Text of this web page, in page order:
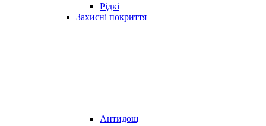
Рідкі
Захисні покриття
Антидощ